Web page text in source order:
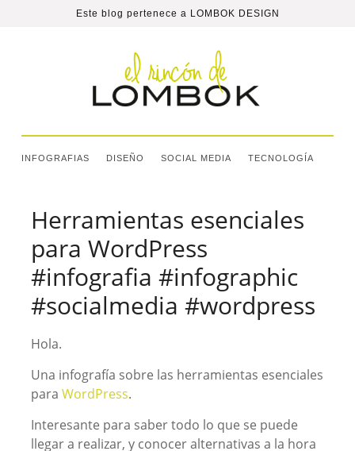
Este blog pertenece a LOMBOK DESIGN
INFOGRAFIAS DISEÑO SOCIAL MEDIA TECNOLOGÍA
Herramientas esenciales
para WordPress
#infografia #infographic
#socialmedia #wordpress
Hola.
Una infografía sobre las herramientas esenciales
para WordPress.
Interesante para saber todo lo que se puede
llegar a realizar, y conocer alternativas a la hora